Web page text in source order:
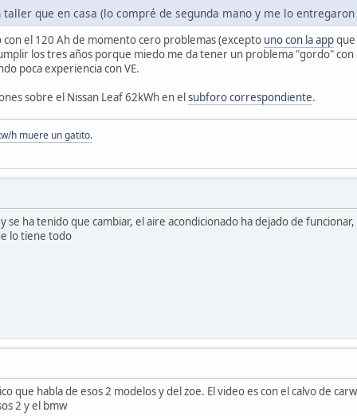
que en casa (lo compré de segunda mano y me lo
con el 120 Ah de momento cero problemas (excepto uno con la appque
los tres años porque miedo me da tener un problema "gordo"
poca experiencia con VE.
sobre el Nissan Leaf 62kWh en elsubforo correspondiente.
h muere un gatito.
se ha tenido que cambiar, el aire acondicionado ha dejado de
lo tiene todo
que habla de esos 2 modelos y del zoe. El video es con el calvo de
2 y el bmw